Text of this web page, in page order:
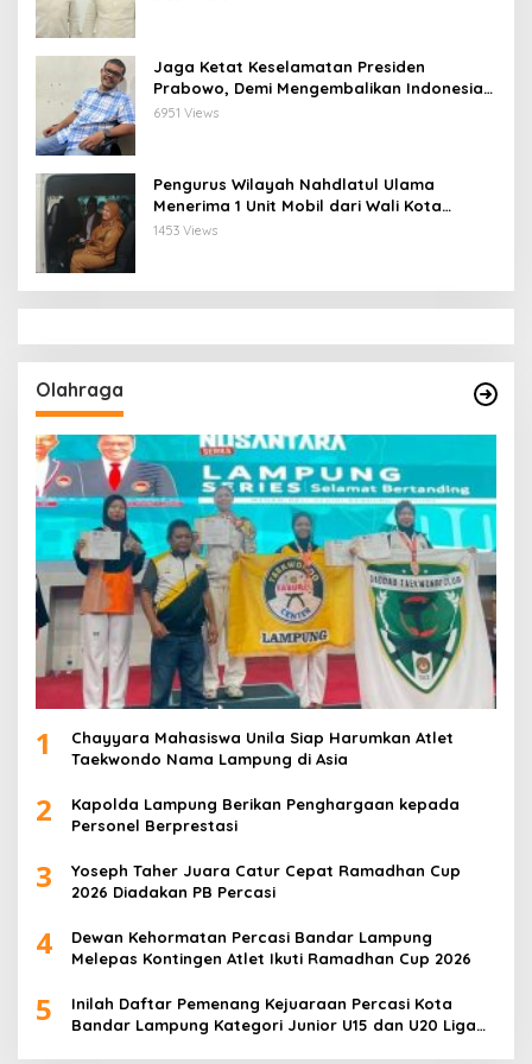
Jaga Ketat Keselamatan Presiden
Prabowo, Demi Mengembalikan Indonesia
Menjadi Macan Asia
6951 Views
Pengurus Wilayah Nahdlatul Ulama
Menerima 1 Unit Mobil dari Wali Kota
Bandar Lampung
1453 Views
Olahraga
1
Chayyara Mahasiswa Unila Siap Harumkan Atlet
Taekwondo Nama Lampung di Asia
2
Kapolda Lampung Berikan Penghargaan kepada
Personel Berprestasi
3
Yoseph Taher Juara Catur Cepat Ramadhan Cup
2026 Diadakan PB Percasi
4
Dewan Kehormatan Percasi Bandar Lampung
Melepas Kontingen Atlet Ikuti Ramadhan Cup 2026
5
Inilah Daftar Pemenang Kejuaraan Percasi Kota
Bandar Lampung Kategori Junior U15 dan U20 Liga